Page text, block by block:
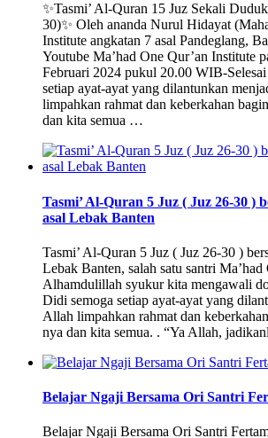
✨Tasmi’ Al-Quran 15 Juz Sekali
30)✨ Oleh ananda Nurul Hidayat
Institute angkatan 7 asal Pandeglang,
Youtube Ma’had One Qur’an Institute
Februari 2024 pukul 20.00 WIB-
setiap ayat-ayat yang dilantunkan
limpahkan rahmat dan keberkahan
dan kita semua …
Tasmi’ Al-Quran 5 Juz ( Juz 26-30 )
asal Lebak Banten
Tasmi’ Al-Quran 5 Juz ( Juz 26-30 )
Lebak Banten, salah satu santri
Alhamdulillah syukur kita mengawali
Didi semoga setiap ayat-ayat yang
Allah limpahkan rahmat dan
nya dan kita semua. . “Ya Allah,
Belajar Ngaji Bersama Ori Santri
Belajar Ngaji Bersama Ori Santri